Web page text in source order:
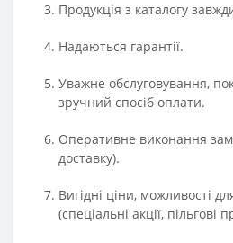
Продукція з каталогу
Надаються гарантії.
Уважне обслуговування,
зручний спосіб оплати.
Оперативне виконання
доставку).
Вигідні ціни, можливості
(спеціальні акції, пільгові